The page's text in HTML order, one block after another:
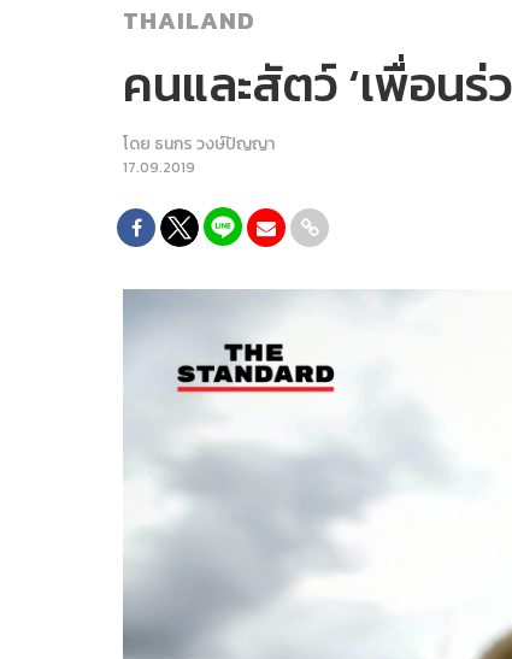
THAILAND
คนและสัตว์ ‘เพื่อน
โดย ธนกร วงษ์ปัญญา
17.09.2019